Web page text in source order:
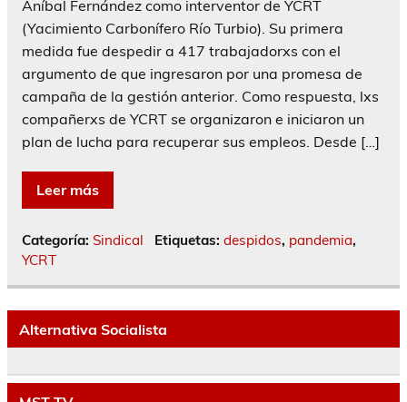
Aníbal Fernández como interventor de YCRT
(Yacimiento Carbonífero Río Turbio). Su primera
medida fue despedir a 417 trabajadorxs con el
argumento de que ingresaron por una promesa de
campaña de la gestión anterior. Como respuesta, lxs
compañerxs de YCRT se organizaron e iniciaron un
plan de lucha para recuperar sus empleos. Desde […]
Leer más
Categoría: Sindical Etiquetas: despidos, pandemia,
YCRT
Alternativa Socialista